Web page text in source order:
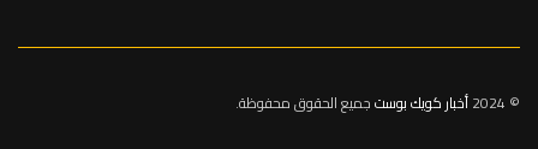
© 2024 أخبار كويك بوستجميع الحقوق محفوظة.